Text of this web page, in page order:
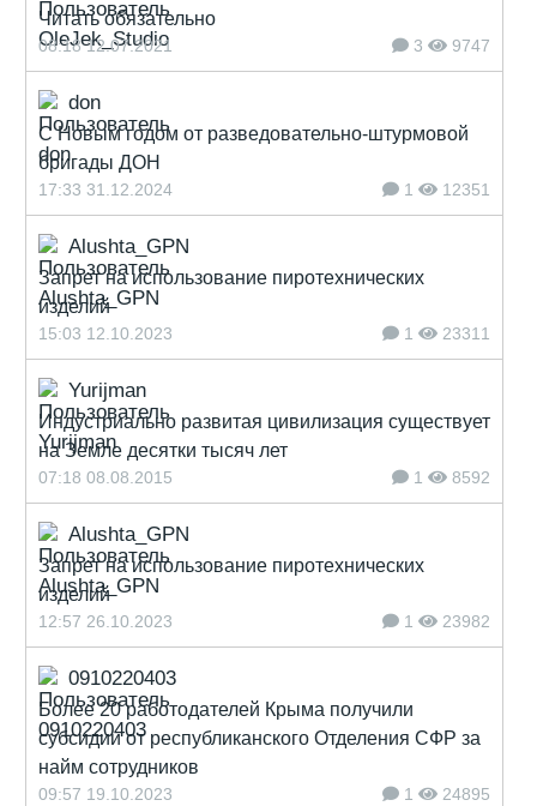
Читать обязательно
08:18 12.07.2021 3 9747
don
С Новым годом от разведовательно-штурмовой
бригады ДОН
17:33 31.12.2024 1 12351
Alushta_GPN
Запрет на использование пиротехнических
изделий
15:03 12.10.2023 1 23311
Yurijman
Индустриально развитая цивилизация существует
на Земле десятки тысяч лет
07:18 08.08.2015 1 8592
Alushta_GPN
Запрет на использование пиротехнических
изделий
12:57 26.10.2023 1 23982
0910220403
Более 20 работодателей Крыма получили
субсидии от республиканского Отделения СФР за
найм сотрудников
09:57 19.10.2023 1 24895